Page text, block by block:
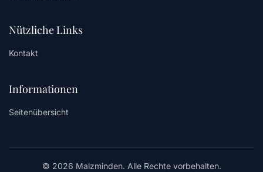
Nützliche Links
Kontakt
Informationen
Seitenübersicht
© 2026 Malzminden. Alle Rechte vorbehalten.